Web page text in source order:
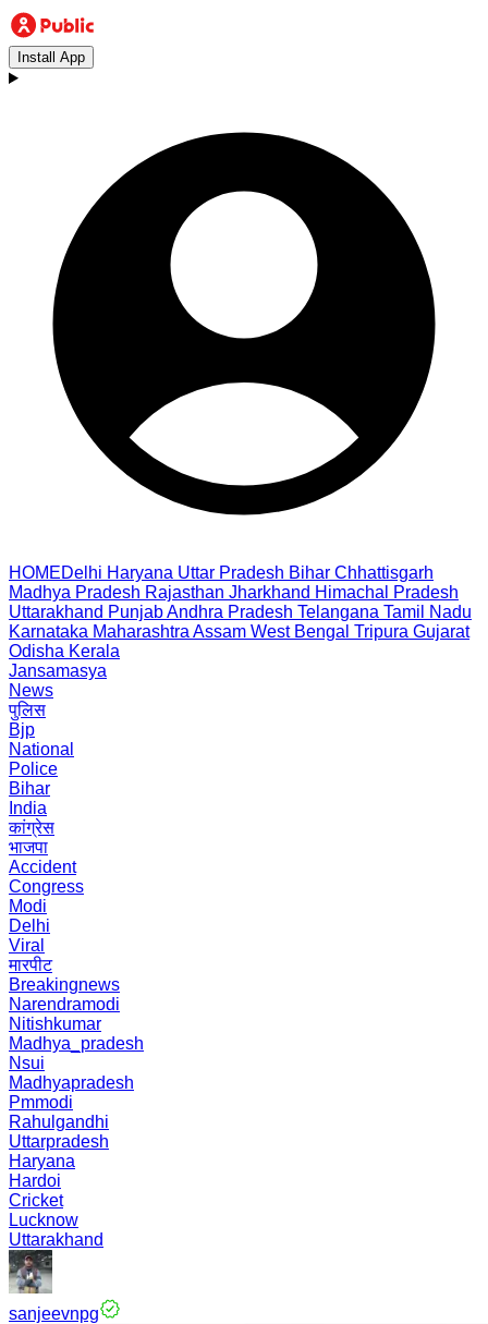
Install App
HOMEDelhi Haryana Uttar Pradesh Bihar Chhattisgarh
Madhya Pradesh Rajasthan Jharkhand Himachal Pradesh
Uttarakhand PunjabAndhra Pradesh Telangana Tamil Nadu
Karnataka Maharashtra Assam West Bengal Tripura Gujarat
Odisha Kerala
Jansamasya
News
पुलिस
Bjp
National
Police
Bihar
India
कांग्रेस
भाजपा
Accident
Congress
Modi
Delhi
Viral
मारपीट
Breakingnews
Narendramodi
Nitishkumar
Madhya_pradesh
Nsui
Madhyapradesh
Pmmodi
Rahulgandhi
Uttarpradesh
Haryana
Hardoi
Cricket
Lucknow
Uttarakhand
sanjeevnpg